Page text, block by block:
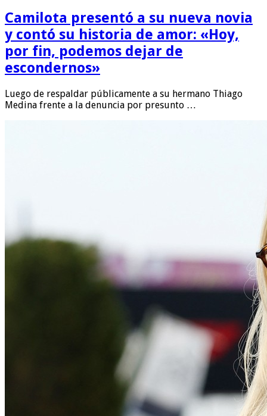
Camilota presentó a su nueva novia
y contó su historia de amor: «Hoy,
por fin, podemos dejar de
escondernos»
Luego de respaldar públicamente a su hermano Thiago
Medina frente a la denuncia por presunto …